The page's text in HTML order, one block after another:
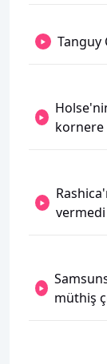
Tanguy
kornere
vermedi
müthiş